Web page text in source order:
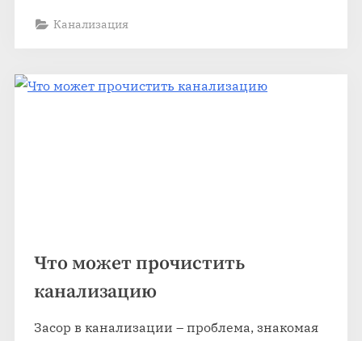
Канализация
Что может прочистить
канализацию
Засор в канализации – проблема, знакомая